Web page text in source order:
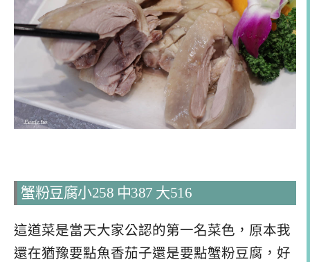
蟹粉豆腐小258 中387 大516
這道菜是當天大家公認的第一名菜色，原本我
還在猶豫要點魚香茄子還是要點蟹粉豆腐，好